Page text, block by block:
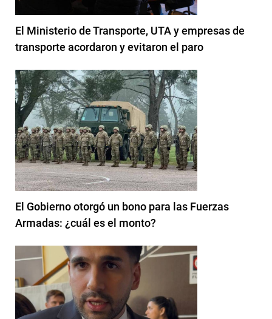
El Ministerio de Transporte, UTA y empresas de
transporte acordaron y evitaron el paro
El Gobierno otorgó un bono para las Fuerzas
Armadas: ¿cuál es el monto?